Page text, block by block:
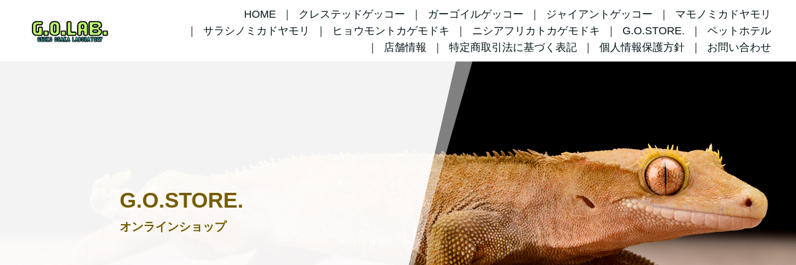
HOME クレステッドゲッコー ガーゴイルゲッコー ジャイアントゲッコー
マモノミカドヤモリ
サラシノミカドヤモリ
ヒョウモントカゲモドキ ニシアフリカトカゲモドキ G.O.STORE.
ペットホテル
店舗情報
特定商取引法に基づく表記 個人情報保護方針 お問い合わせ
G.O.STORE.
オンラインショップ